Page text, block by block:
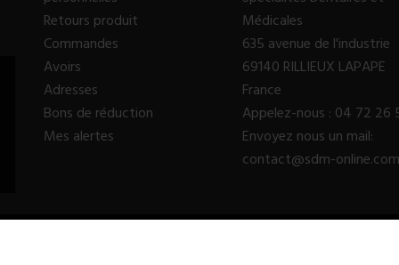
Retours produit
Commandes
Avoirs
Adresses
Bons de réduction
Mes alertes
Médicales
635 avenue de l'industrie
69140 RILLIEUX LAPAPE
France
Appelez-nous : 04 72 26
Envoyez nous un mail:
contact@sdm-online.com